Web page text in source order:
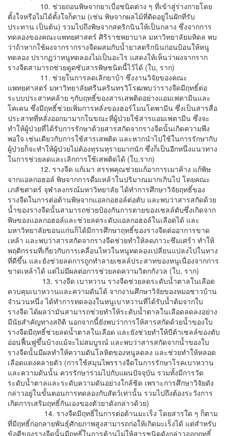
10. ช่วยถอนพิษจากยาเบื่อชนิดต่าง ๆ ที่เข้าสู่ร่างกายโดย
ตั้งใจหรือไม่ได้ตั้งใจก็ตาม (เช่น พิษจากผลไม้ที่ติดอยู่ในฝักที่รับ
ประทาน เป็นต้น) รวมไปถึงพิษจากสตริกนินให้เป็นกลาง ซึ่งจากการ
ทดลองของคณะแพทยศาสตร์ ศิริราชพยาบาล มหาวิทยาลัยมหิดล พบ
ว่าถ้าหากใช้ผงจากรากรางจืดผสมกับน้ำยาสตริกนินก่อนป้อนให้หนู
ทดลอง ปรากฏว่าหนูทดลองไม่เป็นอะไร แสดงให้เห็นว่าผงจากราก
รางจืดสามารถช่วยดูดซับสารพิษชนิดนี้ไว้ได้ (ใบ, ราก)
11. ช่วยในการลดเลิกยาบ้า ซึ่งงานวิจัยของคณะ
แพทยศาสตร์ มหาวิทยาลัยศรีนครินทรวิโรฒพบว่ารางจืดมีฤทธิ์ต่อ
ระบบประสาทคล้าย ๆกับฤทธิ์ของสารเสพติดอย่างแอมเฟตามีนและ
โคเคน ซึ่งมีฤทธิ์ช่วยเพิ่มการหลั่งของฮอร์โมนโดพามีน ซึ่งเป็นสารสื่อ
ประสาทที่หลั่งออกมามากในขณะที่ผู้ป่วยใช้สารแอมเฟตามีน ซึ่งจะ
ทำให้ผู้ป่วยที่ได้รับการรักษาด้วยสารสกัดจากรางจืดนั้นเกิดความพึง
พอใจ เช่นเดียวกับการใช้สารเสพติด และหากนำไปใช้ในการรักษากับ
ผู้ป่วยก็จะทำให้ผู้ป่วยไม่ต้องทุรนทุรายมากนัก ซึ่งก็เป็นอีกหนึ่งแนวทาง
ในการช่วยลดและเลิกการใช้เสพติดได้ (ใบ,ราก)
12. รางจืด แก้เมา สรรพคุณช่วยแก้อาการเมาค้าง แก้พิษ
จากแอลกอฮอล์ พิษจากการดื่มเหล้าในปริมาณมากเกินไป โดยคณะ
เภสัชศาตร์ จุฬาลงกรณ์มหาวิทยาลัย ได้ทำการศึกษาวิจัยฤทธิ์ของ
รางจืดในการต่อต้านพิษจากแอลกอฮอล์ต่อตับ และพบว่าสารสกัดด้วย
น้ำของรางจืดนั้นสามารถช่วยป้องกันการตายของเซลล์ตับซึ่งเกิดจาก
พิษของแอลกอฮอล์และช่วยลดระดับแอลกอฮอล์ในเลือดได้ และ
มหาวิทยาลัยขอนแก่นก็ได้มีการศึกษาฤทธิ์ของรางจืดต่ออาการขาด
เหล้า และพบว่าสารสกัดจากรางจืดช่วยทำให้ลดภาวะซึมเศร้า ทำให้
พฤติกรรมที่เกี่ยวกับการเคลื่อนไหวในหนูทดลองเปลี่ยนแปลงไปในทาง
ที่ดีขึ้น และยังช่วยลดการถูกทำลายเซลล์ประสาทของหนูเนื่องจากการ
ขาดเหล้าได้ แต่ไม่มีผลต่อการช่วยลดความวิตกกังวล (ใบ, ราก)
13. รางจืด เบาหวาน รางจืดช่วยลดระดับน้ำตาลในเลือด
ควบคุมเบาหวานและความดันได้ จากงานศึกษาวิจัยของหมอชาวบ้าน
จำนวนหนึ่ง ได้ทำการทดลองในหนูเบาหวานที่ได้รับน้ำต้มจากใบ
รางจืด ได้ผลว่ามันสามารถช่วยทำให้ระดับน้ำตาลในเลือดลดลงอย่าง
มีนัยสำคัญทางสถิติ นอกจากนี้ยังพบว่าการให้สารสกัดด้วยน้ำของใบ
รางจืดมีฤทธิ์ช่วยลดน้ำตาลในเลือด และยังช่วยทำให้บีต้าเซลล์ของตับ
อ่อนฟื้นฟูขึ้นบ้างแม้จะไม่สมบูรณ์ และพบว่าสารสกัดจากน้ำของใบ
รางจืดนั้นมีผลทำให้ความดันโลหิตของหนูลดลง และช่วยทำให้หลอด
เลือดแดงคลายตัว (การใช้สมุนไพรรางจืดในการรักษาโรคเบาหวาน
และความดันนั้น ควรรักษาร่วมไปกับแผนปัจจุบัน รวมทั้งมีการวัด
ระดับน้ำตาลและระดับความดันอย่างใกล้ชิด เพราะการศึกษาวิจัยดัง
กล่าวอยู่ในขั้นตอนการทดลองกับสัตว์เท่านั้น รวมไปถึงต้องระวังการ
เกิดการเสริมฤทธิ์กันเองของตัวยาดังกล่าวด้วย)
14. รางจืดมีฤทธิ์ในการต่อต้านมะเร็ง โดยสารใด ๆ ก็ตาม
ที่มีฤทธิ์ก่อกลายพันธุ์ศักยภาพสูงสามารถก่อให้เกิดมะเร็งได้ แต่สำหรับ
ข้อดีของรางจืดนั้นมีฤทธิ์ในการต้านไม่ให้สารชนิดดังกล่าวออกฤทธิ์